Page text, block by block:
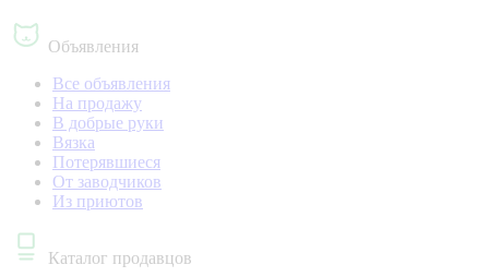
Объявления
Все объявления
На продажу
В добрые руки
Вязка
Потерявшиеся
От заводчиков
Из приютов
Каталог продавцов